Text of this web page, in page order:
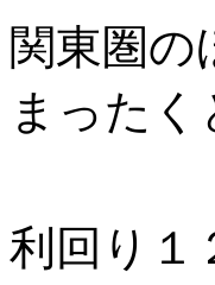
関東圏
まった
利回り１